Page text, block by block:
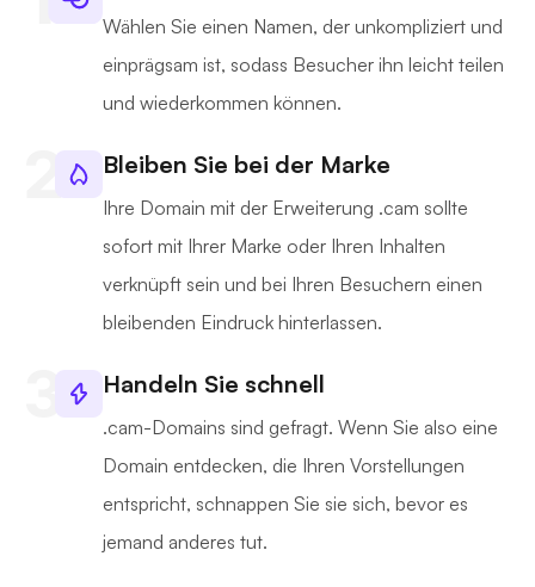
Wählen Sie einen Namen, der unkompliziert und
einprägsam ist, sodass Besucher ihn leicht teilen
und wiederkommen können.
Bleiben Sie bei der Marke
Ihre Domain mit der Erweiterung .cam sollte
sofort mit Ihrer Marke oder Ihren Inhalten
verknüpft sein und bei Ihren Besuchern einen
bleibenden Eindruck hinterlassen.
Handeln Sie schnell
.cam-Domains sind gefragt. Wenn Sie also eine
Domain entdecken, die Ihren Vorstellungen
entspricht, schnappen Sie sie sich, bevor es
jemand anderes tut.